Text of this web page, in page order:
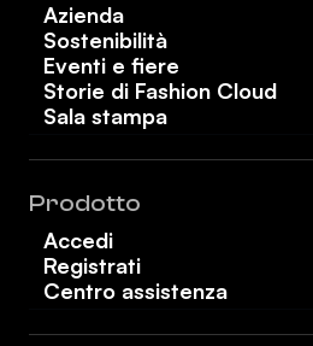
Azienda
Sostenibilità
Eventi e fiere
Storie di Fashion Cloud
Sala stampa
Prodotto
Accedi
Registrati
Centro assistenza